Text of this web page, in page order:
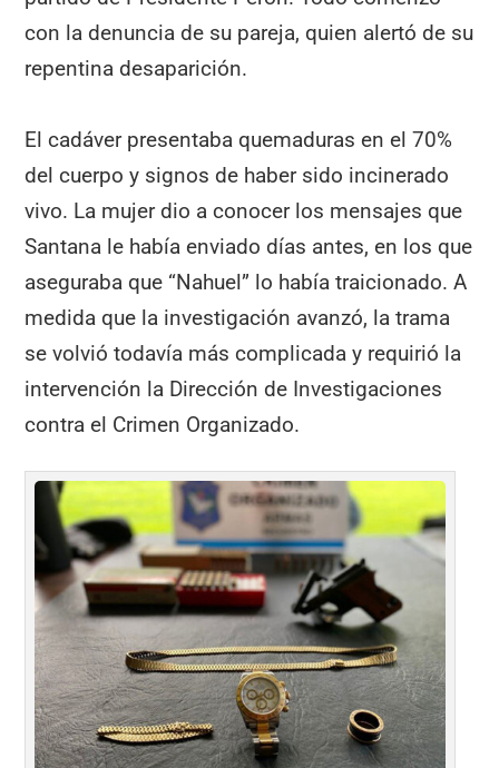
con la denuncia de su pareja, quien alertó de su
repentina desaparición.
El cadáver presentaba quemaduras en el 70%
del cuerpo y signos de haber sido incinerado
vivo. La mujer dio a conocer los mensajes que
Santana le había enviado días antes, en los que
aseguraba que “Nahuel” lo había traicionado. A
medida que la investigación avanzó, la trama
se volvió todavía más complicada y requirió la
intervención la Dirección de Investigaciones
contra el Crimen Organizado.